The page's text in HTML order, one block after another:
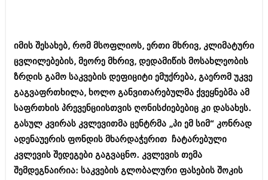
ბელადები
ბიზნესსიახლეები
გვარები
თემიდას სასწორი
იუმორი
კალეიდოსკოპი
თემიდას სასწორი
იუმორი
კალეიდოსკოპი
ჰოროსკოპი და შეუცნობელი
კრიმინალი
რომანი და დეტექტივი
იმის შესახებ, რომ მსოფლიოს, ერთი მხრივ, კლიმატური
ცვლილებების, მეორე მხრივ, დედამიწის მოსახლეობის
ზრდის გამო საკვების დეფიციტი ემუქრება, გაერომ უკვე
გაგვაფრთხილა, ხოლო განვითარებულმა ქვეყნებმა ამ
საფრთხის პრევენციისთვის ღონისძიებებიც კი დასახეს.
გასულ კვირას კვლევითმა ცენტრმა „პი ემ სიმ“ კონრად
ადენაუერის ფონდის მხარდაჭერით ჩატარებული
კვლევის შედეგები გაგვაცნო. კვლევის თემა
შემდეგნაირია: საკვების გლობალური ფასების შოკის